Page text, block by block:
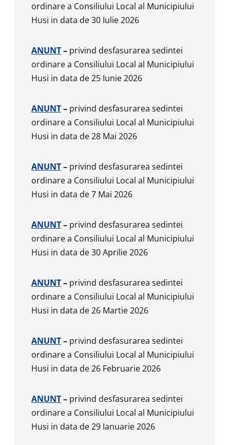
ordinare a Consiliului Local al Municipiului
Husi in data de 30 Iulie 2026
ANUNT– privind desfasurarea sedintei
ordinare a Consiliului Local al Municipiului
Husi in data de 25 Iunie 2026
ANUNT– privind desfasurarea sedintei
ordinare a Consiliului Local al Municipiului
Husi in data de 28 Mai 2026
ANUNT– privind desfasurarea sedintei
ordinare a Consiliului Local al Municipiului
Husi in data de 7 Mai 2026
ANUNT– privind desfasurarea sedintei
ordinare a Consiliului Local al Municipiului
Husi in data de 30 Aprilie 2026
ANUNT– privind desfasurarea sedintei
ordinare a Consiliului Local al Municipiului
Husi in data de 26 Martie 2026
ANUNT– privind desfasurarea sedintei
ordinare a Consiliului Local al Municipiului
Husi in data de 26 Februarie 2026
ANUNT– privind desfasurarea sedintei
ordinare a Consiliului Local al Municipiului
Husi in data de 29 Ianuarie 2026